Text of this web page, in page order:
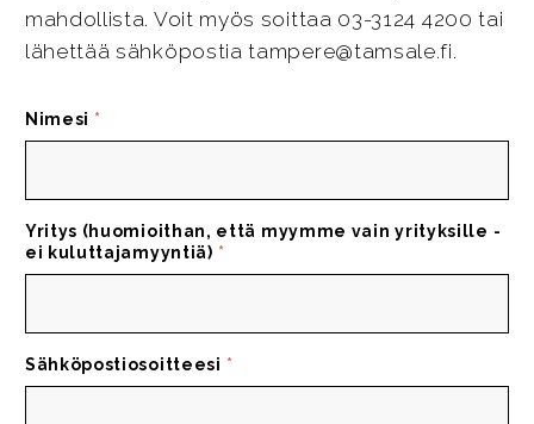
mahdollista. Voit myös soittaa 03-3124 4200 tai
lähettää sähköpostia tampere@tamsale.fi.
Nimesi *
Yritys (huomioithan, että myymme vain yrityksille -
ei kuluttajamyyntiä) *
Sähköpostiosoitteesi *